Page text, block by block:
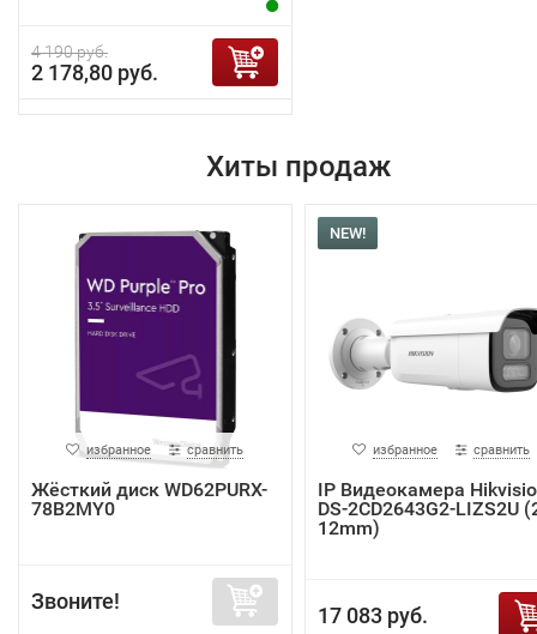
4 190 руб.
2 178,80 руб.
Хиты продаж
избранное сравнить
Жёсткий диск WD62PURX-
78B2MY0
Звоните!
NEW!
избранное сравнить
IP Видеокамера
DS-2CD2643G2-LIZS2U
12mm)
17 083 руб.